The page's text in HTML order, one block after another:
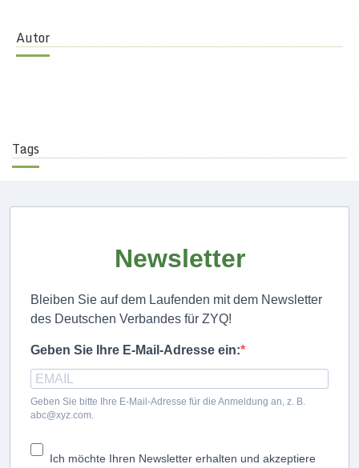
Autor
Tags
Newsletter
Bleiben Sie auf dem Laufenden mit dem Newsletter
des Deutschen Verbandes für ZYQ!
Geben Sie Ihre E-Mail-Adresse ein:
Geben Sie bitte Ihre E-Mail-Adresse für die Anmeldung an, z. B.
abc@xyz.com.
Ich möchte Ihren Newsletter erhalten und akzeptiere